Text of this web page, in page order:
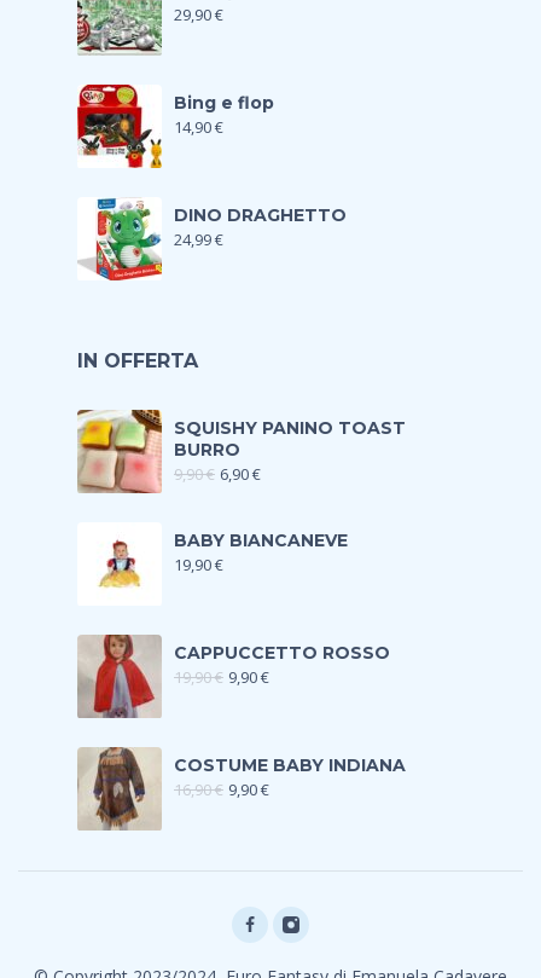
29,90€
Bing e flop
14,90€
DINO DRAGHETTO
24,99€
IN OFFERTA
SQUISHY PANINO TOAST
BURRO
9,90€ 6,90€
BABY BIANCANEVE
19,90€
CAPPUCCETTO ROSSO
19,90€ 9,90€
COSTUME BABY INDIANA
16,90€ 9,90€